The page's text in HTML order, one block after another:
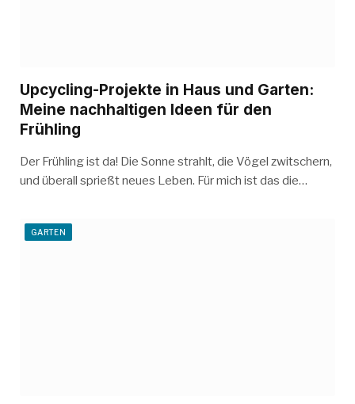
Upcycling-Projekte in Haus und Garten:
Meine nachhaltigen Ideen für den
Frühling
Der Frühling ist da! Die Sonne strahlt, die Vögel zwitschern,
und überall sprießt neues Leben. Für mich ist das die…
GARTEN